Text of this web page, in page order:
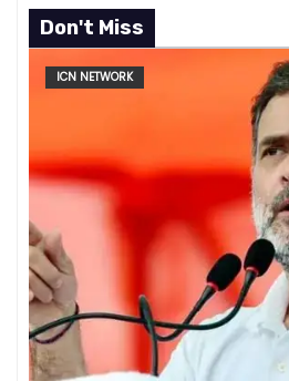
Don't Miss
ICN NETWORK